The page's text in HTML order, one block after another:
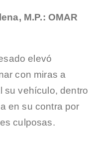
M.P.: OMAR
elevó
con miras a
su vehículo, dentro
en su contra por
culposas.